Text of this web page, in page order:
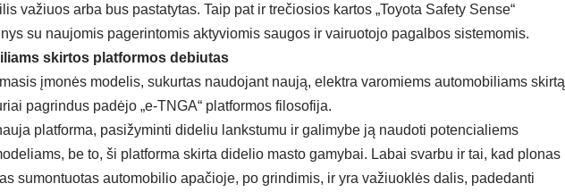
važiuos arba bus pastatytas. Taip pat ir trečiosios kartos „Toyota Safety Sense“
su naujomis pagerintomis aktyviomis saugos ir vairuotojo pagalbos sistemomis.
skirtos platformos debiutas
įmonės modelis, sukurtas naudojant naują, elektra varomiems automobiliams skirtą
pagrindus padėjo „e-TNGA“ platformos filosofija.
platforma, pasižyminti dideliu lankstumu ir galimybe ją naudoti potencialiems
be to, ši platforma skirta didelio masto gamybai. Labai svarbu ir tai, kad plonas
sumontuotas automobilio apačioje, po grindimis, ir yra važiuoklės dalis, padedanti